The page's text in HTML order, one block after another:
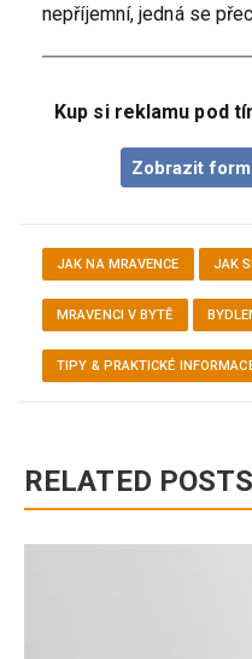
nepříjemní, jedná se
Kup si reklamu pod
Zobrazit
JAK NA MRAVENCE JAK
MRAVENCI V BYTĚ
TIPY & PRAKTICKÉ
RELATED POSTS